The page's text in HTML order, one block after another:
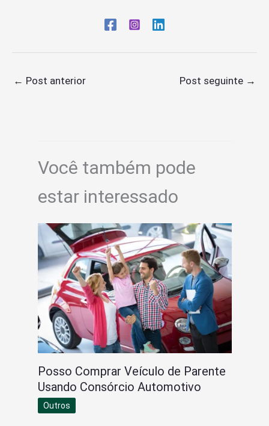
← Post anterior Post seguinte →
Você também pode
estar interessado
Posso Comprar Veículo de Parente
Usando Consórcio Automotivo
Outros